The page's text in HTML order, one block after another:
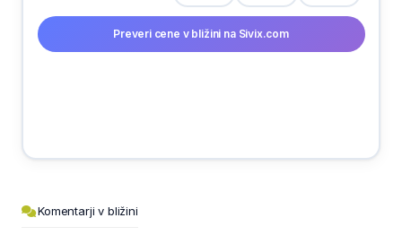
Preveri cene v bližini na Sivix.com
Komentarji v bližini